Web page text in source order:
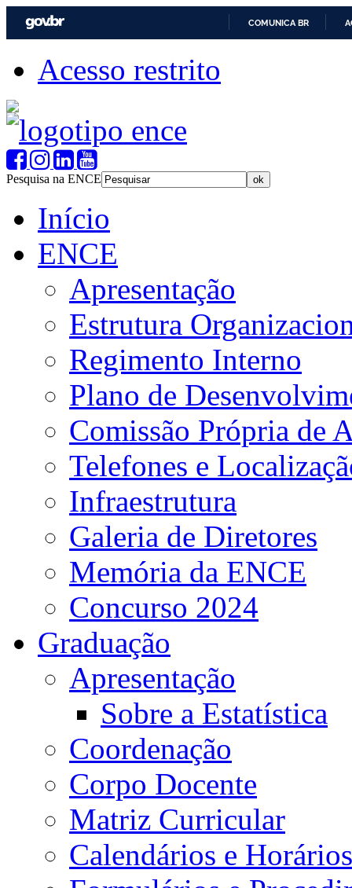
COMUNICA BR
Acesso restrito
Pesquisa na ENCE
Início
ENCE
Apresentação
Estrutura
Regimento Interno
Plano de
Comissão Própria de
Telefones e
Infraestrutura
Galeria de Diretores
Memória da ENCE
Concurso 2024
Graduação
Apresentação
Sobre a Estatística
Coordenação
Corpo Docente
Matriz Curricular
Calendários e Horários